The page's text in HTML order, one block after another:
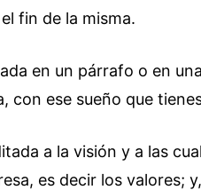
fin de la misma.
en un párrafo o en
con ese sueño que
a la visión y a las
es decir los valores;